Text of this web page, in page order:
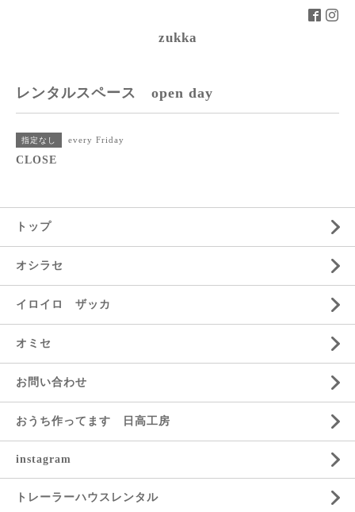
zukka
レンタルスペース open day
指定なし every Friday
CLOSE
トップ
オシラセ
イロイロ ザッカ
オミセ
お問い合わせ
おうち作ってます 日高工房
instagram
トレーラーハウスレンタル